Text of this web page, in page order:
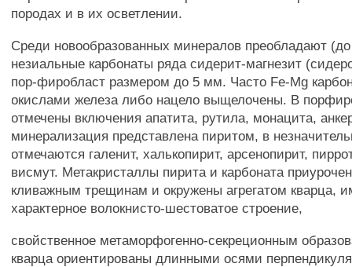
породах и в их осветлении.
Среди новообразованных минералов преобладают
незиальные карбонаты ряда сидерит-магнезит
пор-фиробласт размером до 5 мм. Часто Fe-Mg
окислами железа либо нацело выщелочены. В
отмечены включения апатита, рутила, монацита,
минерализация представлена пиритом, в
отмечаются галенит, халькопирит, арсенопирит,
висмут. Метакристаллы пирита и карбоната
кливажным трещинам и окружены агрегатом кварца,
характерное волокнисто-шестоватое строение,
свойственное метаморфогенно-секреционным
кварца ориентированы длинными осями